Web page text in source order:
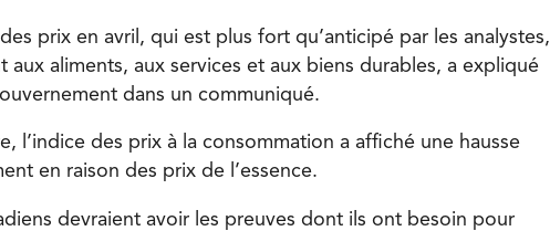
prix en avril, qui est plus fort qu’anticipé par les analystes,
aliments, aux services et aux biens durables, a expliqué
dans un communiqué.
l’indice des prix à la consommation a affiché une hausse
en raison des prix de l’essence.
devraient avoir les preuves dont ils ont besoin pour